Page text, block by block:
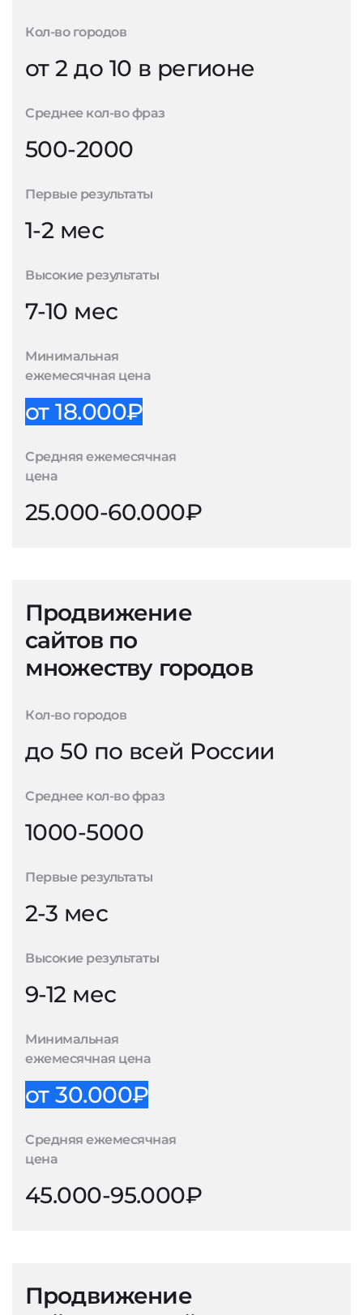
Кол-во городов
от 2 до 10 в регионе
Среднее кол-во фраз
500-2000
Первые результаты
1-2 мес
Высокие результаты
7-10 мес
Минимальная
ежемесячная цена
от 18.000₽
Средняя ежемесячная
цена
25.000-60.000₽
Продвижение
сайтов по
множеству городов
Кол-во городов
до 50 по всей России
Среднее кол-во фраз
1000-5000
Первые результаты
2-3 мес
Высокие результаты
9-12 мес
Минимальная
ежемесячная цена
от 30.000₽
Средняя ежемесячная
цена
45.000-95.000₽
Продвижение